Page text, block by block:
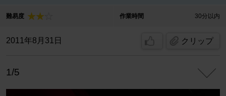
難易度 作業時間 30分以内
2011年8月31日 クリップ
1/5